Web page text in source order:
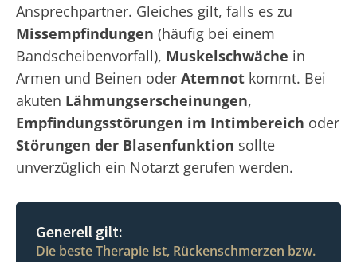
Ansprechpartner. Gleiches gilt, falls es zu
Missempfindungen (häufig bei einem
Bandscheibenvorfall), Muskelschwäche in
Armen und Beinen oder Atemnot kommt. Bei
akuten Lähmungserscheinungen,
Empfindungsstörungen im Intimbereich oder
Störungen der Blasenfunktion sollte
unverzüglich ein Notarzt gerufen werden.
Generell gilt:
Die beste Therapie ist, Rückenschmerzen bzw.